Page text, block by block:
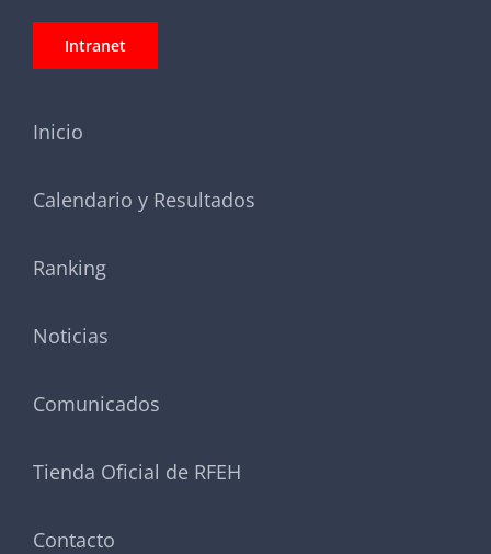
Intranet
Inicio
Calendario y Resultados
Ranking
Noticias
Comunicados
Tienda Oficial de RFEH
Contacto